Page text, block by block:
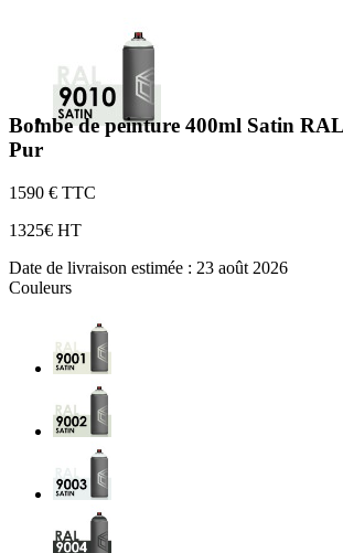
Bombe de peinture 400ml Satin
Pur
1590 € TTC
1325€ HT
Date de livraison estimée : 23 août 2026
Couleurs